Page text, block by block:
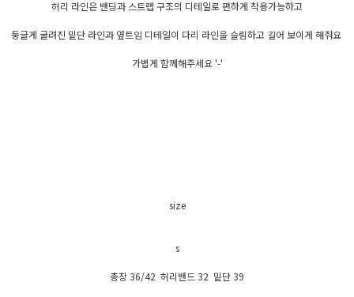
허리 라인은 밴딩과 스트랩 구조의 디테일로 편하게 착용가능하고
둥글게 굴려진 밑단 라인과 옆트임 디테일이 다리 라인을 슬림하고 길어 보이게 해줘요
가볍게 함께해주세요 '-'
size
s
총장 36/42 허리밴드 32 밑단 39